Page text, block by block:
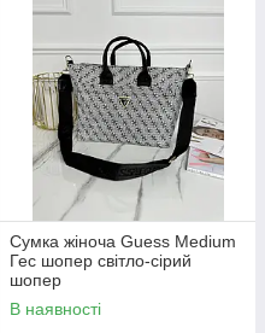
Сумка жіноча Guess Medium
Гес шопер світло-сірий
шопер
В наявності